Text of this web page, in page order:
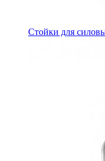
Стойки для